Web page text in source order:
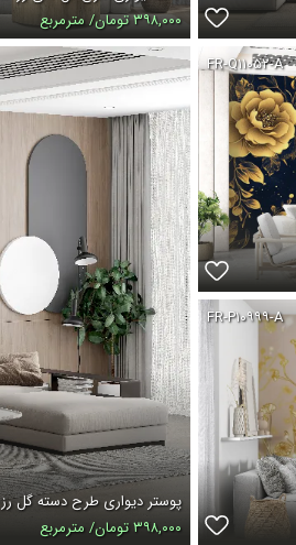
۳۹۸,۰۰۰ تومان/ مترمربع
FR-Q۱۱۰۵۲-A
پوستر دیواری طرح دسته گل رز
۳۹۸,۰۰۰ تومان/ مترمربع
FR-P۱۰۹۹۹-A